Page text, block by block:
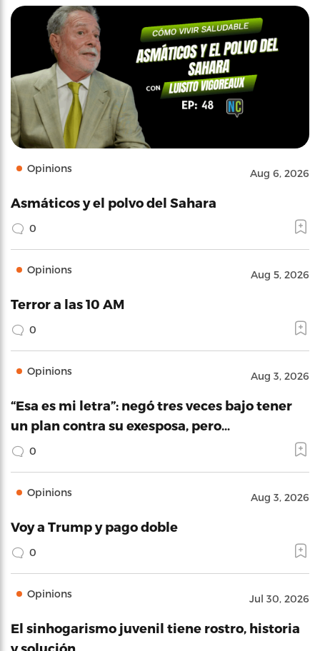
Opinions Aug 6, 2026
Asmáticos y el polvo del Sahara
0
Opinions Aug 5, 2026
Terror a las 10 AM
0
Opinions Aug 3, 2026
“Esa es mi letra”: negó tres veces bajo tener
un plan contra su exesposa, pero…
0
Opinions Aug 3, 2026
Voy a Trump y pago doble
0
Opinions Jul 30, 2026
El sinhogarismo juvenil tiene rostro, historia
y solución